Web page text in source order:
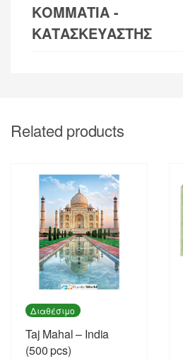
ΚΟΜΜΑΤΙΑ -
ΚΑΤΑΣΚΕΥΑΣΤΗΣ
Related products
Διαθέσιμο
Taj Mahal – India
(500 pcs)